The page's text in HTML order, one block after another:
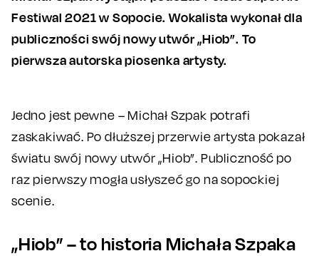
Festiwal 2021 w Sopocie. Wokalista wykonał dla
publiczności swój nowy utwór „Hiob”. To
pierwsza autorska piosenka artysty.
Jedno jest pewne – Michał Szpak potrafi
zaskakiwać. Po dłuższej przerwie artysta pokazał
światu swój nowy utwór „Hiob”. Publiczność po
raz pierwszy mogła usłyszeć go na sopockiej
scenie.
„Hiob” – to historia Michała Szpaka